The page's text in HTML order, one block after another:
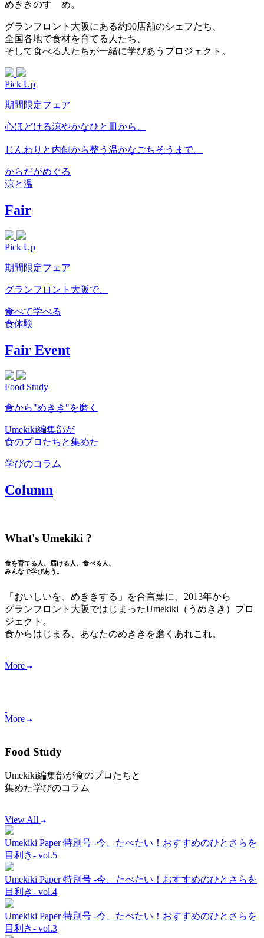
めききのすゝめ。
グランフロント大阪にある約90店舗のシェフたち、
全国各地で食材を育てる人たち、
そして食べる人たちが一緒に学びあうプロジェクト。
Pick Up
期間限定フェア
心ほどける涼やかなひと皿から、
じんわりと内側から整う温かなごちそうまで。
からだがめぐる
涼と温
Fair
Pick Up
期間限定フェア
グランフロント大阪で、
食べて学べる
食体験
Fair Event
Food Study
食から"めきき"を磨く
Umekiki編集部が
食のプロたちと集めた
学びのコラム
Column
What's Umekiki ?
食を育てる人、届ける人、食べる人、
みんなで学びあう。
「おいしいを、めききする」を合言葉に、2013年から
グランフロント大阪ではじまったUmekiki（うめきき）プロ
ジェクト。
食からはじまる、あなたのめききを磨くあれこれ。
More
More
Food Study
Umekiki編集部が食のプロたちと
集めた学びのコラム
View All
Umekiki Paper 特別号 -今、たべたい！おすすめのひとさらを
目利き- vol.5
Umekiki Paper 特別号 -今、たべたい！おすすめのひとさらを
目利き- vol.4
Umekiki Paper 特別号 -今、たべたい！おすすめのひとさらを
目利き- vol.3